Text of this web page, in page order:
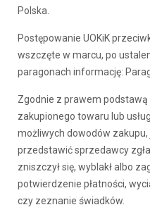
Polska.
Postępowanie UOKiK
wszczęte w marcu, po
paragonach informację:
Zgodnie z prawem
zakupionego towaru lub
możliwych dowodów
przedstawić sprzedawcy
zniszczył się, wyblakł albo
potwierdzenie płatności,
czy zeznanie świadków.